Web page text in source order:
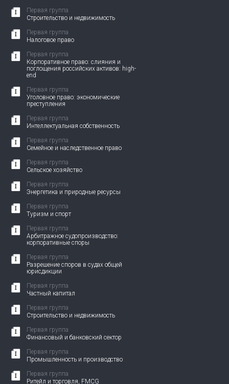
Первая группа
Строительство и недвижимость
Первая группа
Налоговое право
Первая группа
Корпоративное право: слияния и
поглощения российских активов: high-
end
Первая группа
Уголовное право: экономические
преступления
Первая группа
Интеллектуальная собственность
Первая группа
Семейное и наследственное право
Первая группа
Сельское хозяйство
Первая группа
Энергетика и природные ресурсы
Первая группа
Туризм и спорт
Первая группа
Арбитражное судопроизводство:
корпоративные споры
Первая группа
Разрешение споров в судах общей
юрисдикции
Первая группа
Частный капитал
Первая группа
Строительство и недвижимость
Первая группа
Финансовый и банковский сектор
Первая группа
Промышленность и производство
Первая группа
Ритейл и торговля, FMCG